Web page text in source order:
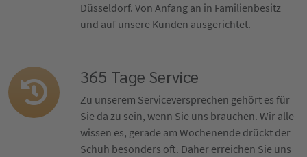
Düsseldorf. Von Anfang an in Familienbesitz
und auf unsere Kunden ausgerichtet.
365 Tage Service
Zu unserem Serviceversprechen gehört es für
Sie da zu sein, wenn Sie uns brauchen. Wir alle
wissen es, gerade am Wochenende drückt der
Schuh besonders oft. Daher erreichen Sie uns